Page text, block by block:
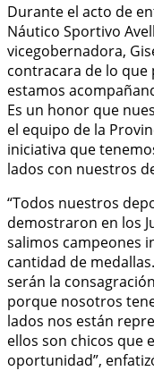
Durante el acto de
Náutico Sportivo
vicegobernadora,
contracara de lo que
estamos
Es un honor que
el equipo de la
iniciativa que
lados con nuestros
“Todos nuestros
demostraron en los
salimos campeones
cantidad de
serán la
porque nosotros
lados nos están
ellos son chicos que
oportunidad”,